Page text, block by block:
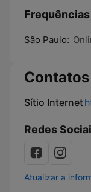
São Paulo:
Contatos
Sítio Internet
Redes
Atualizar a